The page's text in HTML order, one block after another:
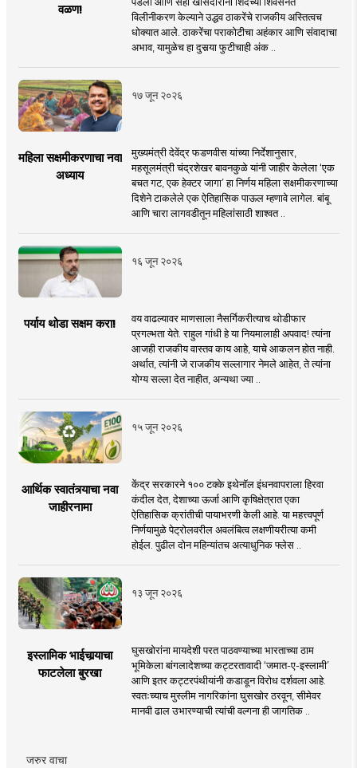
वळण!
विलीनीकरण केल्याने उद्धव ठाकरेंचे राजकीय अस्तित्वच
धोक्यात आले. ठाकरेंचा पराकोटीचा अहंकार आणि संवादाचा
अभाव, यामुळेच हा दुसर्‍या फुटीचाही अंक ..
१७ जून २०२६
महिला सक्षमीकरणाचा नवा
अध्याय
मुख्यमंत्री देवेंद्र फडणवीस यांच्या निर्देशानुसार,
महसूलमंत्री चंद्रशेखर बावनकुळे यांनी जाहीर केलेला ‘एक
बचत गट, एक हेक्टर जागा’ हा निर्णय महिला सक्षमीकरणाच्या
दिशेने टाकलेले एक ऐतिहासिक पाऊल म्हणावे लागेल. बांबू
आणि चारा लागवडीतून महिलांसाठी शाश्वत ..
१६ जून २०२६
पर्याय थोडा सक्षम करा!
वय वाढल्यावर माणसाला नैसर्गिकरीत्याच थोडीफार
प्रगल्भता येते. राहुल गांधी हे या नियमालाही अपवाद! त्यांना
आजही राजकीय वास्तव काय आहे, याचे आकलन होत नाही.
अर्थात, त्यांनी जे राजकीय सल्लागार नेमले आहेत, ते त्यांना
योग्य सल्ला देत नाहीत, अन्यथा ज्या ..
१५ जून २०२६
आर्थिक स्वातंत्र्याचा नवा
जाहीरनामा
केंद्र सरकारने १०० टक्के इथेनॉल इंधनवापराला हिरवा
कंदील देत, देशाच्या ऊर्जा आणि कृषिक्षेत्रात एका
ऐतिहासिक क्रांतीची पायाभरणी केली आहे. या महत्त्वपूर्ण
निर्णयामुळे पेट्रोलवरील अवलंबित्व लक्षणीयरीत्या कमी
होईल. पुढील दोन महिन्यांतच अत्याधुनिक फ्लेस ..
१३ जून २०२६
इस्लामिक भाईचार्‍याचा
फाटलेला बुरखा
घुसखोरांना मायदेशी परत पाठवण्याच्या भारताच्या ठाम
भूमिकेला बांगलादेशच्या कट्टरतावादी ‘जमात-ए-इस्लामी’
आणि इतर कट्टरपंथीयांनी कडाडून विरोध दर्शवला आहे.
स्वतःच्याच मुस्लीम नागरिकांना घुसखोर ठरवून, सीमेवर
मानवी ढाल उभारण्याची त्यांची वल्गना ही जागतिक ..
जरुर वाचा